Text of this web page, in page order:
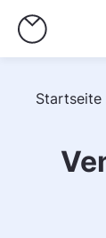
Startseite